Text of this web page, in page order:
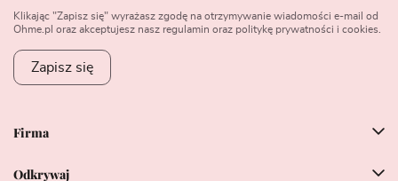
Firma
Odkrywaj
Klikając "Zapisz się" wyrażasz zgodę na otrzymywanie wiadomości e-mail od
Ohme.pl oraz akceptujesz nasz regulamin oraz politykę prywatności i cookies.
Zapisz się